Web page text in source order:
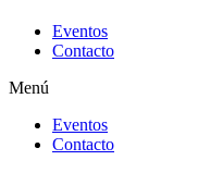
Eventos
Contacto
Menú
Eventos
Contacto